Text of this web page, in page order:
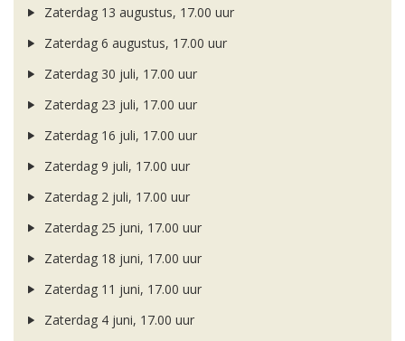
Zaterdag 13 augustus, 17.00 uur
Zaterdag 6 augustus, 17.00 uur
Zaterdag 30 juli, 17.00 uur
Zaterdag 23 juli, 17.00 uur
Zaterdag 16 juli, 17.00 uur
Zaterdag 9 juli, 17.00 uur
Zaterdag 2 juli, 17.00 uur
Zaterdag 25 juni, 17.00 uur
Zaterdag 18 juni, 17.00 uur
Zaterdag 11 juni, 17.00 uur
Zaterdag 4 juni, 17.00 uur